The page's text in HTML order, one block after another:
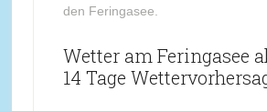
den Feringasee.
Wetter am Feringasee
14 Tage